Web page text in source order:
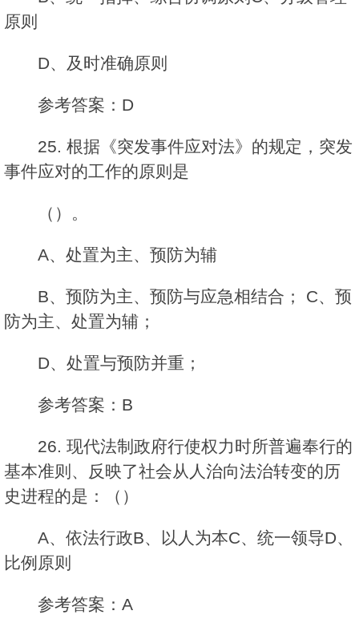
原则
D、及时准确原则
参考答案：D
25. 根据《突发事件应对法》的规定，突发
事件应对的工作的原则是
（）。
A、处置为主、预防为辅
B、预防为主、预防与应急相结合； C、预
防为主、处置为辅；
D、处置与预防并重；
参考答案：B
26. 现代法制政府行使权力时所普遍奉行的
基本准则、反映了社会从人治向法治转变的历
史进程的是：（）
A、依法行政B、以人为本C、统一领导D、
比例原则
参考答案：A